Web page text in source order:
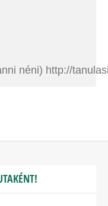
néni) http://